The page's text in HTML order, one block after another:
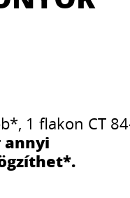
1 flakon CT